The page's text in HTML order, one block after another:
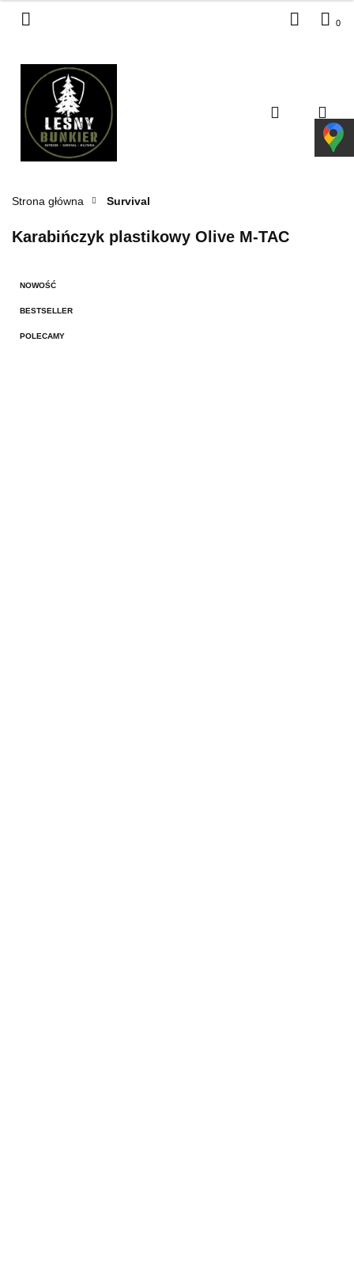
Dodaj zgłoszenie
0
Strona główna Survival
Karabińczyk plastikowy Olive M-TAC
NOWOŚĆ
BESTSELLER
POLECAMY